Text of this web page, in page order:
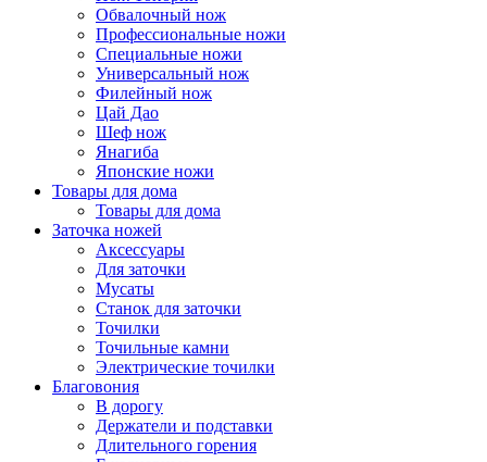
Обвалочный нож
Профессиональные ножи
Специальные ножи
Универсальный нож
Филейный нож
Цай Дао
Шеф нож
Янагиба
Японские ножи
Товары для дома
Товары для дома
Заточка ножей
Аксессуары
Для заточки
Мусаты
Станок для заточки
Точилки
Точильные камни
Электрические точилки
Благовония
В дорогу
Держатели и подставки
Длительного горения